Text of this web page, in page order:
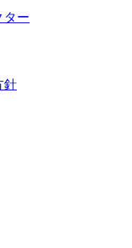
ター
針